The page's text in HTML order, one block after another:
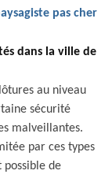
pas cher
dans la ville de
au niveau
sécurité
malveillantes.
par ces types
de